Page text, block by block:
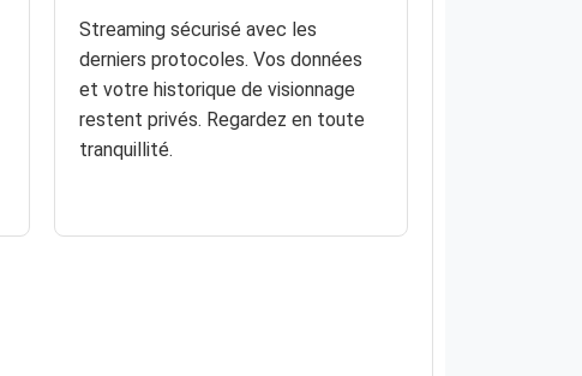
Streaming sécurisé avec les
derniers protocoles. Vos données
et votre historique de visionnage
restent privés. Regardez en toute
tranquillité.